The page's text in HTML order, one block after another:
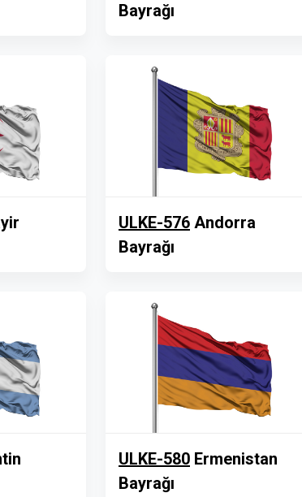
Bayrağı
ULKE-576 Andorra
Bayrağı
ULKE-580 Ermenistan
Bayrağı